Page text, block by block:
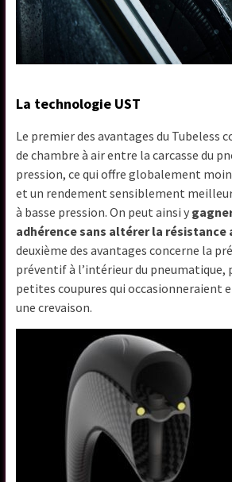
La technologie UST
Le premier des avantages du Tubeless
de chambre à air entre la carcasse du
pression, ce qui offre globalement
et un rendement sensiblement
à basse pression. On peut ainsi y
adhérence sans altérer la
deuxième des avantages concerne la
préventif à l’intérieur du pneumatique,
petites coupures qui occasionneraient
une crevaison.